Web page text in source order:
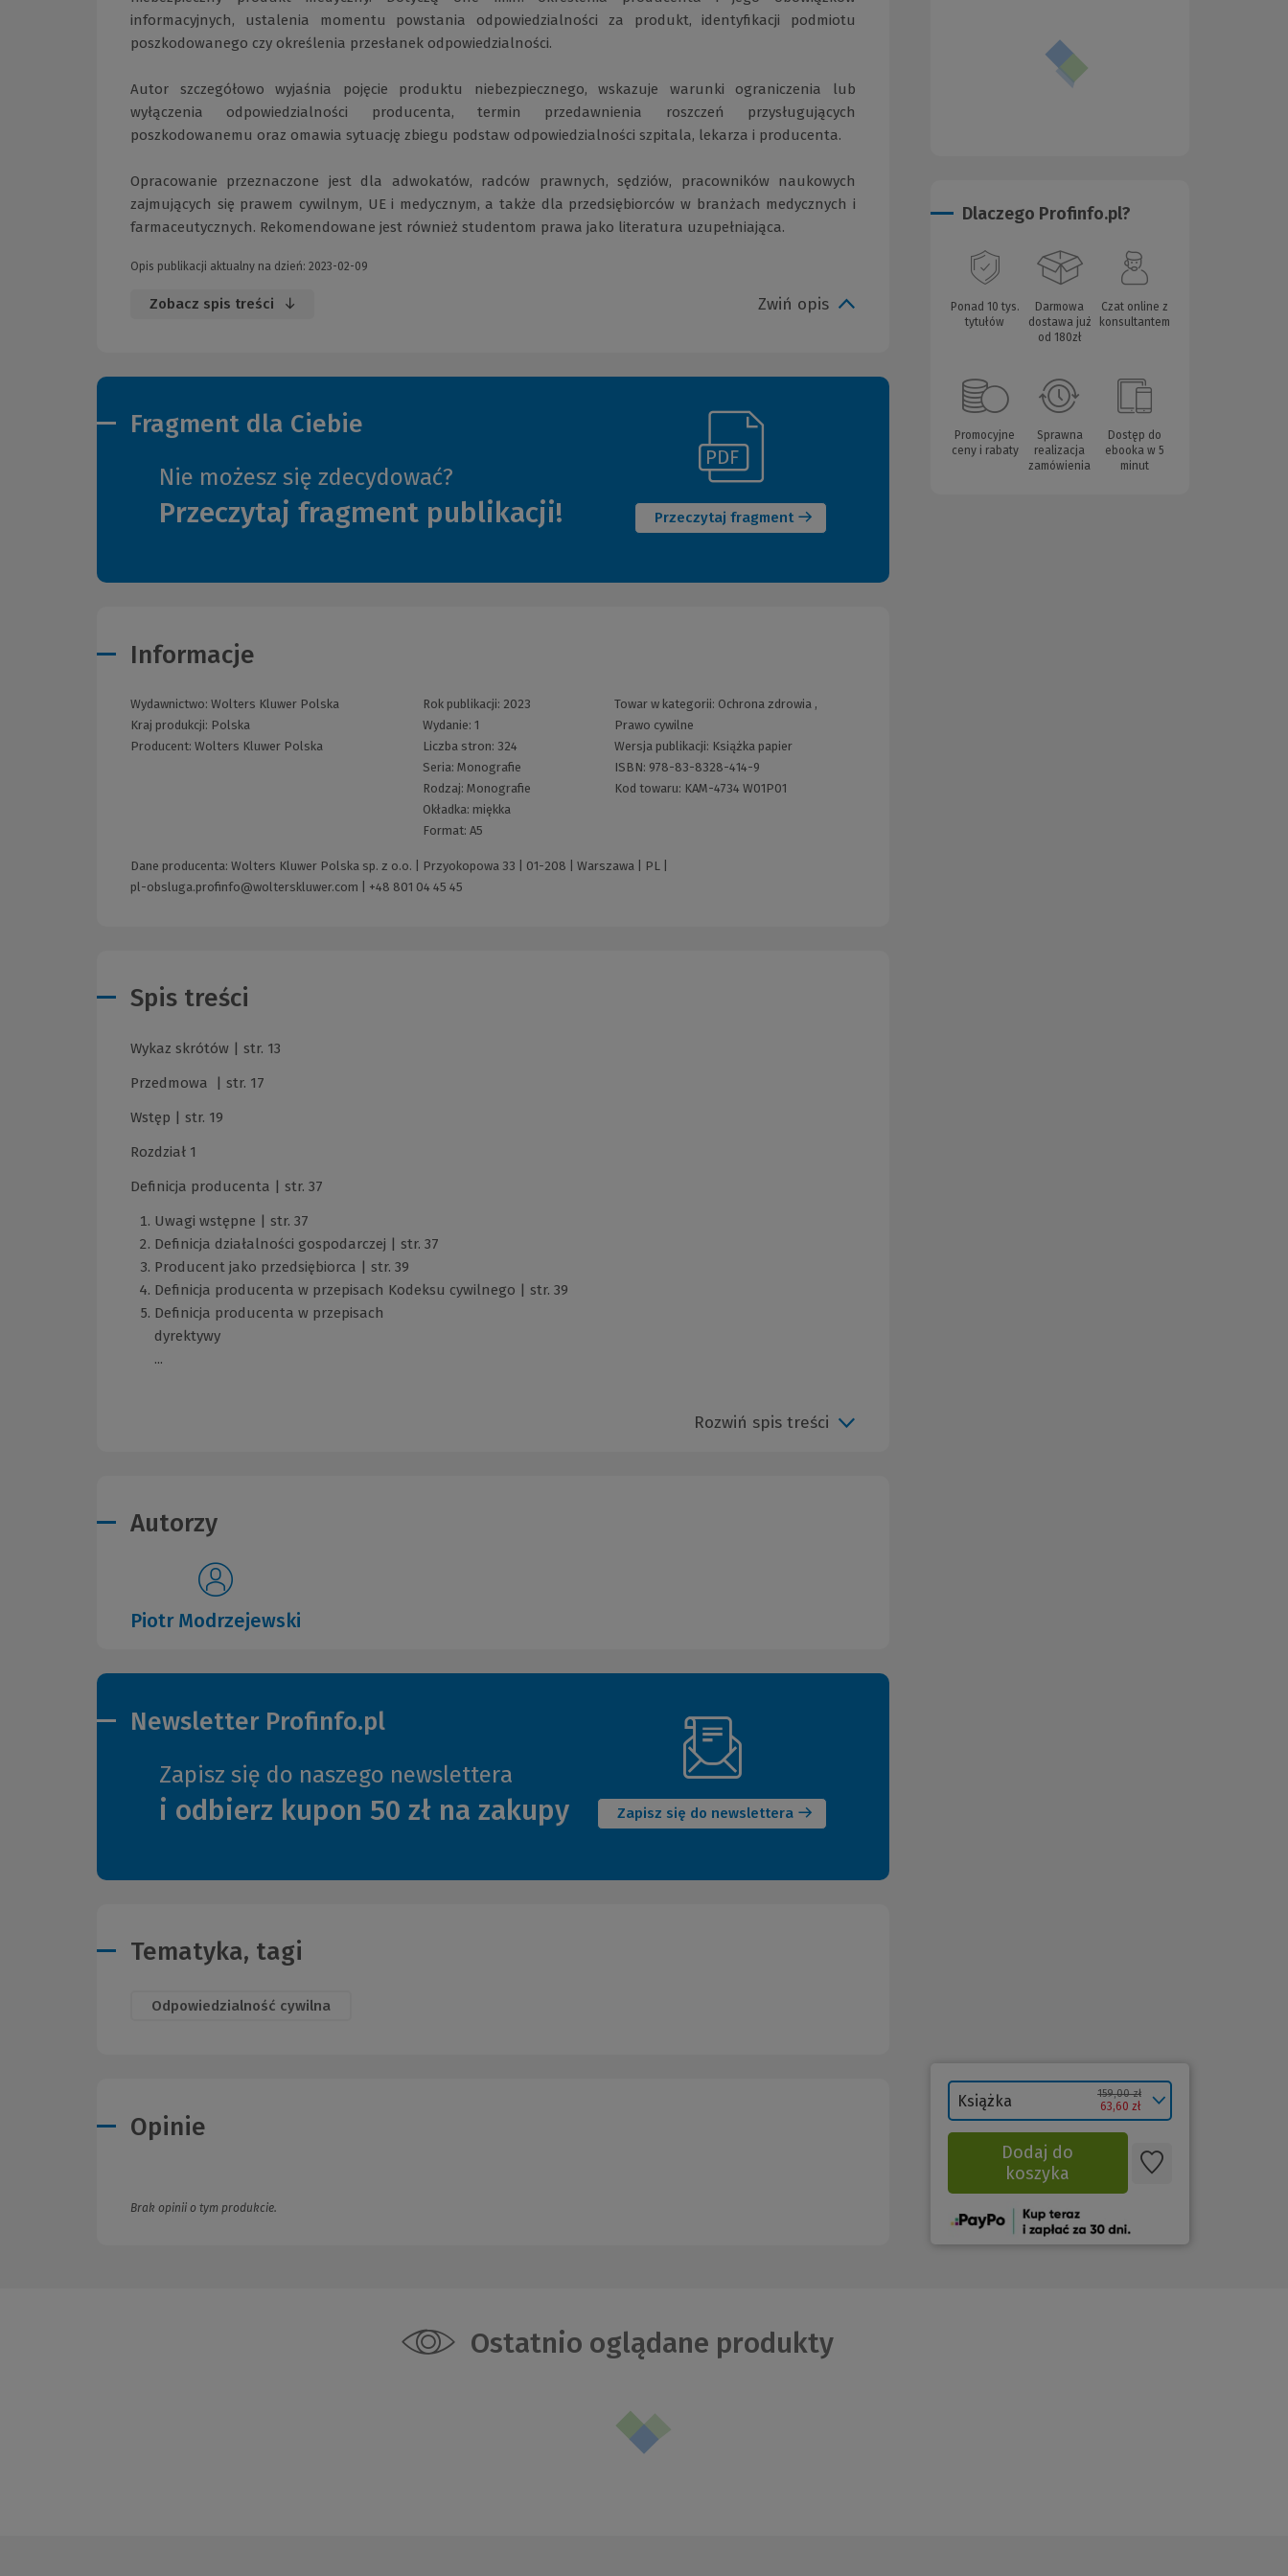
informacyjnych, ustalenia momentu powstania odpowiedzialności za produkt, identyfikacji podmiotu
poszkodowanego czy określenia przesłanek odpowiedzialności.
Autor szczegółowo wyjaśnia pojęcie produktu niebezpiecznego, wskazuje warunki ograniczenia lub
wyłączenia odpowiedzialności producenta, termin przedawnienia roszczeń przysługujących
poszkodowanemu oraz omawia sytuację zbiegu podstaw odpowiedzialności szpitala, lekarza i producenta.
Opracowanie przeznaczone jest dla adwokatów, radców prawnych, sędziów, pracowników naukowych
zajmujących się prawem cywilnym, UE i medycznym, a także dla przedsiębiorców w branżach medycznych i
farmaceutycznych. Rekomendowane jest również studentom prawa jako literatura uzupełniająca.
Opis publikacji aktualny na dzień: 2023-02-09
Zobacz spis treści Zwiń opis
Fragment dla Ciebie
Nie możesz się zdecydować?
Przeczytaj fragment publikacji! Przeczytaj fragment
(Nowe
okno)
(Link
do
innej
strony)
Informacje
Wydawnictwo: Wolters Kluwer Polska
Kraj produkcji: Polska
Producent: Wolters Kluwer Polska
Rok publikacji: 2023
Wydanie: 1
Liczba stron: 324
Seria: Monografie
Rodzaj: Monografie
Okładka: miękka
Format: A5
Towar w kategorii: Ochrona zdrowia ,
Prawo cywilne
Wersja publikacji: Książka papier
ISBN: 978-83-8328-414-9
Kod towaru: KAM-4734 W01P01
Dane producenta: Wolters Kluwer Polska sp. z o.o. | Przyokopowa 33 | 01-208 | Warszawa | PL |
pl-obsluga.profinfo@wolterskluwer.com
+48 801 04 45 45
Spis treści
Wykaz skrótów | str. 13
Przedmowa | str. 17
Wstęp | str. 19
Rozdział 1
Definicja producenta | str. 37
Uwagi wstępne | str. 37
Definicja działalności gospodarczej | str. 37
Producent jako przedsiębiorca | str. 39
Definicja producenta w przepisach Kodeksu cywilnego | str. 39
Definicja producenta w przepisach
dyrektywy
...
Rozwiń spis treści
Autorzy
Piotr Modrzejewski
Newsletter Profinfo.pl
Zapisz się do naszego newslettera
i odbierz kupon 50 zł na zakupy Zapisz się do newslettera
okno)
Tematyka, tagi
Odpowiedzialność cywilna
Opinie
Brak opinii o tym produkcie.
Książka 159,00 zł
63,60 zł
Dodaj do
koszyka
Dlaczego Profinfo.pl?
Ponad 10 tys.
tytułów
Darmowa
dostawa już
od 180zł
Czat online z
konsultantem
Promocyjne
ceny i rabaty
Sprawna
realizacja
zamówienia
Dostęp do
ebooka w 5
minut
Ostatnio oglądane produkty